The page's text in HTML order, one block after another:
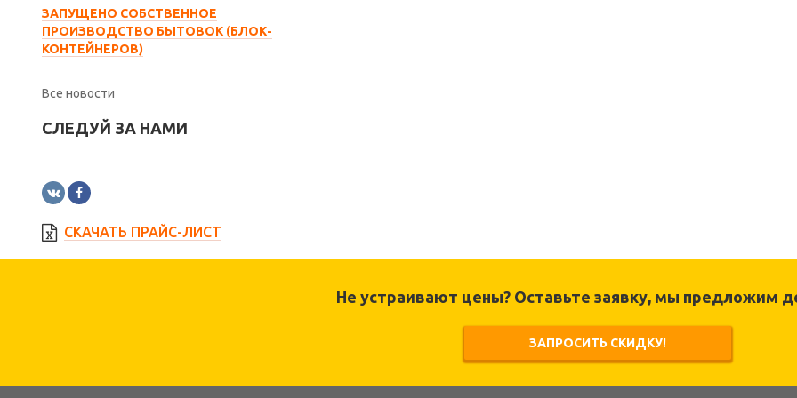
ЗАПУЩЕНО СОБСТВЕННОЕ
ПРОИЗВОДСТВО БЫТОВОК (БЛОК-
КОНТЕЙНЕРОВ)
Все новости
СЛЕДУЙ ЗА НАМИ
СКАЧАТЬ ПРАЙС-ЛИСТ
Не устраивают цены? Оставьте заявку, мы предложим
ЗАПРОСИТЬ СКИДКУ!